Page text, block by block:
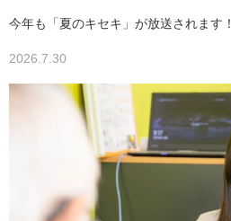
今年も「夏のキセキ」が放送されます！
2026.7.30